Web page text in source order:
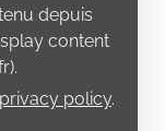
depuis
content
policy.